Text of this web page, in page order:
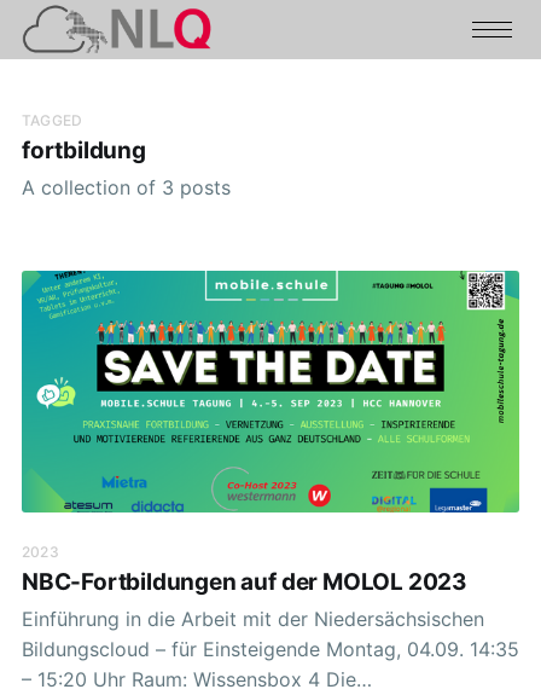
TAGGED
fortbildung
A collection of 3 posts
2023
NBC-Fortbildungen auf der MOLOL 2023
Einführung in die Arbeit mit der Niedersächsischen
Bildungscloud – für Einsteigende Montag, 04.09. 14:35
– 15:20 Uhr Raum: Wissensbox 4 Die